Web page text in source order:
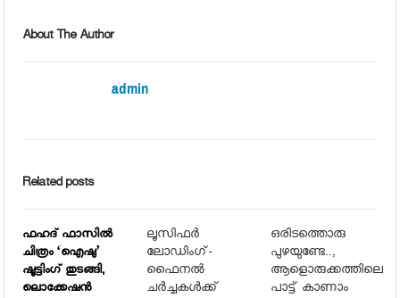
About The Author
admin
Related posts
ഫഹദ് ഫാസില്‍
ചിത്രം ‘ഐഷു’
ഷൂട്ടിംഗ് തുടങ്ങി,
ലൊക്കേഷന്‍
ലൂസിഫർ
ലോഡിംഗ്-
ഫൈനൽ
ചർച്ചകൾക്ക്
ഒരിടത്തൊരു
പുഴയുണ്ടേ..,
ആളൊരുക്കത്തിലെ
പാട്ട് കാണാം